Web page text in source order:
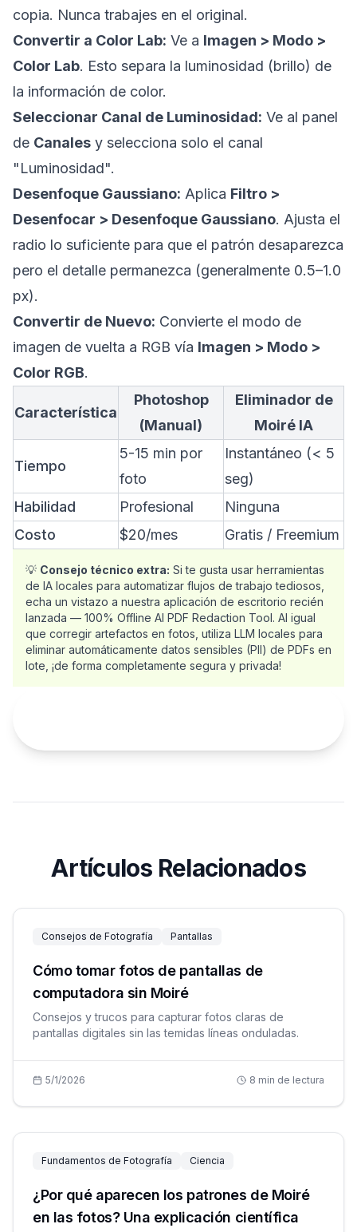
copia. Nunca trabajes en el original.
Convertir a Color Lab: Ve a Imagen > Modo >
Color Lab. Esto separa la luminosidad (brillo) de
la información de color.
Seleccionar Canal de Luminosidad: Ve al panel
de Canales y selecciona solo el canal
"Luminosidad".
Desenfoque Gaussiano: Aplica Filtro >
Desenfocar > Desenfoque Gaussiano. Ajusta el
radio lo suficiente para que el patrón desaparezca
pero el detalle permanezca (generalmente 0.5–1.0
px).
Convertir de Nuevo: Convierte el modo de
imagen de vuelta a RGB vía Imagen > Modo >
Color RGB.
Característica
Photoshop
(Manual)
Eliminador de
Moiré IA
Tiempo
5-15 min por
foto
Instantáneo (< 5
seg)
Habilidad
Profesional
Ninguna
Costo
$20/mes Gratis / Freemium
💡 Consejo técnico extra: Si te gusta usar herramientas
de IA locales para automatizar flujos de trabajo tediosos,
echa un vistazo a nuestra aplicación de escritorio recién
lanzada — 100% Offline AI PDF Redaction Tool. Al igual
que corregir artefactos en fotos, utiliza LLM locales para
eliminar automáticamente datos sensibles (PII) de PDFs en
lote, ¡de forma completamente segura y privada!
Artículos Relacionados
Consejos de Fotografía Pantallas
Cómo tomar fotos de pantallas de
computadora sin Moiré
Consejos y trucos para capturar fotos claras de
pantallas digitales sin las temidas líneas onduladas.
5/1/2026 8 min de lectura
Fundamentos de Fotografía Ciencia
¿Por qué aparecen los patrones de Moiré
en las fotos? Una explicación científica